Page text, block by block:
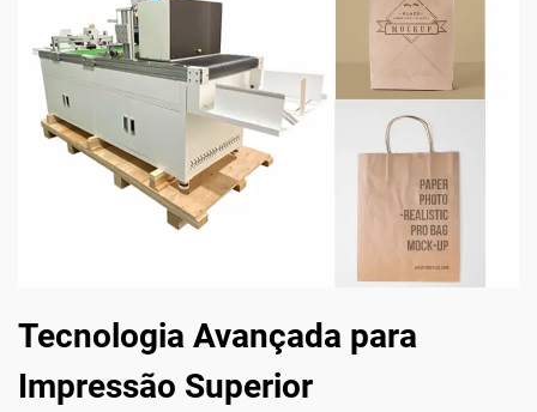
Tecnologia Avançada para
Impressão Superior